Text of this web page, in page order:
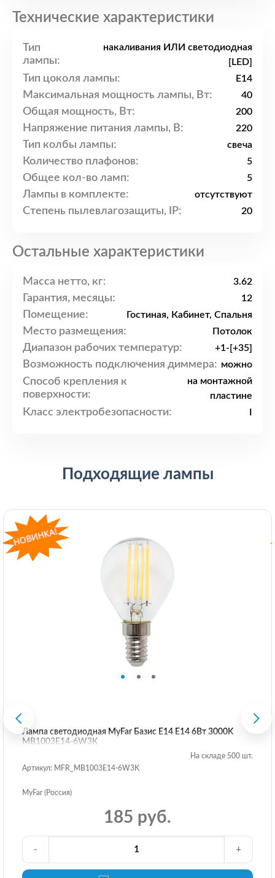
Технические характеристики
Тип
лампы:
накаливания ИЛИ светодиодная
[LED]
Тип цоколя лампы: E14
Максимальная мощность лампы, Вт: 40
Общая мощность, Вт: 200
Напряжение питания лампы, В: 220
Тип колбы лампы: свеча
Количество плафонов: 5
Общее кол-во ламп: 5
Лампы в комплекте: отсутствуют
Степень пылевлагозащиты, IP: 20
Остальные характеристики
Масса нетто, кг: 3.62
Гарантия, месяцы: 12
Помещение: Гостиная, Кабинет, Спальня
Место размещения: Потолок
Диапазон рабочих температур: +1-[+35]
Возможность подключения диммера: можно
Способ крепления к
поверхности:
на монтажной
пластине
Класс электробезопасности:
Подходящие лампы
Лампа светодиодная MyFar Базис E14 E14 6Вт 3000K
MB1003E14-6W3K
На складе 500 шт.
Артикул: MFR_MB1003E14-6W3K
MyFar (Россия)
185 руб.
- +